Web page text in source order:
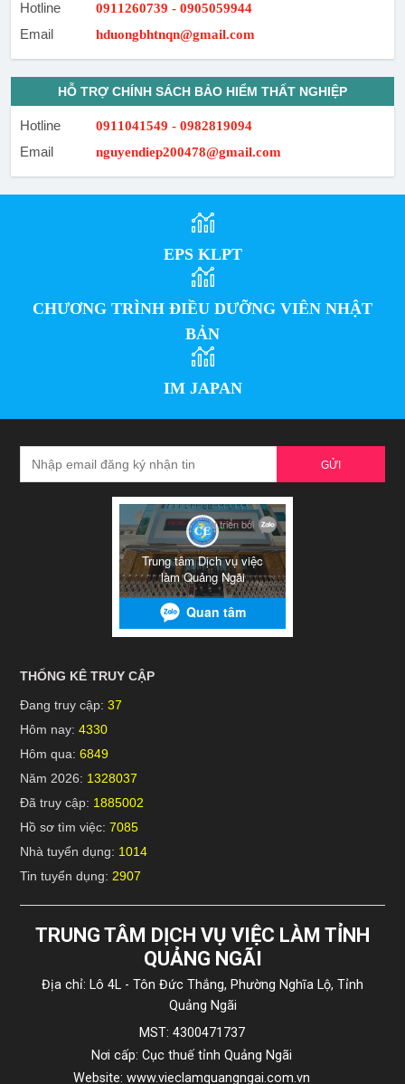
Hotline 0911260739 - 0905059944
Email hduongbhtnqn@gmail.com
HỖ TRỢ CHÍNH SÁCH BẢO HIỂM THẤT NGHIỆP
Hotline 0911041549 - 0982819094
Email nguyendiep200478@gmail.com
EPS KLPT
CHƯƠNG TRÌNH ĐIỀU DƯỠNG VIÊN NHẬT
BẢN
IM JAPAN
GỬI
THỐNG KÊ TRUY CẬP
Đang truy cập: 37
Hôm nay: 4330
Hôm qua: 6849
Năm 2026: 1328037
Đã truy cập: 1885002
Hồ sơ tìm việc: 7085
Nhà tuyển dụng: 1014
Tin tuyển dụng: 2907
TRUNG TÂM DỊCH VỤ VIỆC LÀM TỈNH
QUẢNG NGÃI
Địa chỉ: Lô 4L - Tôn Đức Thắng, Phường Nghĩa Lộ, Tỉnh
Quảng Ngãi
MST: 4300471737
Nơi cấp: Cục thuế tỉnh Quảng Ngãi
Website: www.vieclamquangngai.com.vn